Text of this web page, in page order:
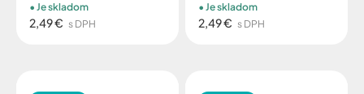
2,49 € s DPH
Je skladom
2,49 € s DPH
Je skladom